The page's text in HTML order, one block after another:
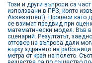
Този и други въпроси са
използвани в ПРЗ, която
Assessment). Процеси като
се взимат предвид при
математически модел. Във
сценарий. Резултатът,
отговор на въпроса дали
върху здравето на
метра от края на полето.